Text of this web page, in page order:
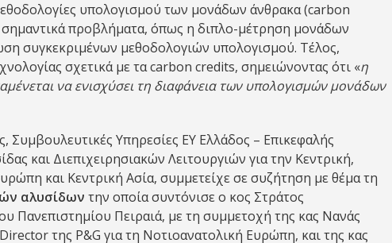
υπολογισμού των μονάδων άνθρακα (carbon
προβλήματα, όπως η διπλο-μέτρηση μονάδων
συγκεκριμένων μεθοδολογιών υπολογισμού. Τέλος,
σχετικά με τα carbon credits, σημειώνοντας ότι «η
να ενισχύσει τη διαφάνεια των υπολογισμών μονάδων
Συμβουλευτικές Υπηρεσίες EY Ελλάδος – Επικεφαλής
και Διεπιχειρησιακών Λειτουργιών για την Κεντρική,
και Κεντρική Ασία, συμμετείχε σε συζήτηση με θέμα τη
αλυσίδων την οποία συντόνισε ο κος Στράτος
Πανεπιστημίου Πειραιά, με τη συμμετοχή της κας Νανάς
της P&G για τη Νοτιοανατολική Ευρώπη, και της κας